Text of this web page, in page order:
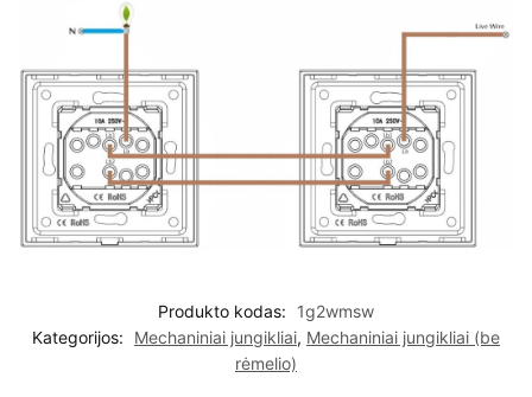
Produkto kodas:
1g2wmsw
Kategorijos:
Mechaniniai jungikliai, Mechaniniai jungikliai (be
rėmelio)